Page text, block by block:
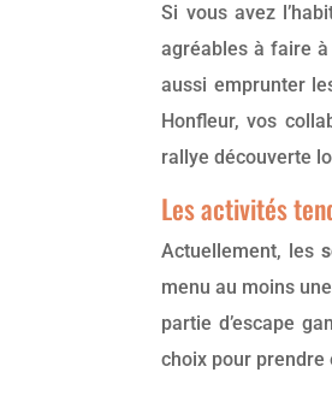
Si vous avez
agréables à faire
aussi emprunter
Honfleur, vos
rallye découverte
Les activités
Actuellement, les
menu au moins
partie d’escape
choix pour prendre